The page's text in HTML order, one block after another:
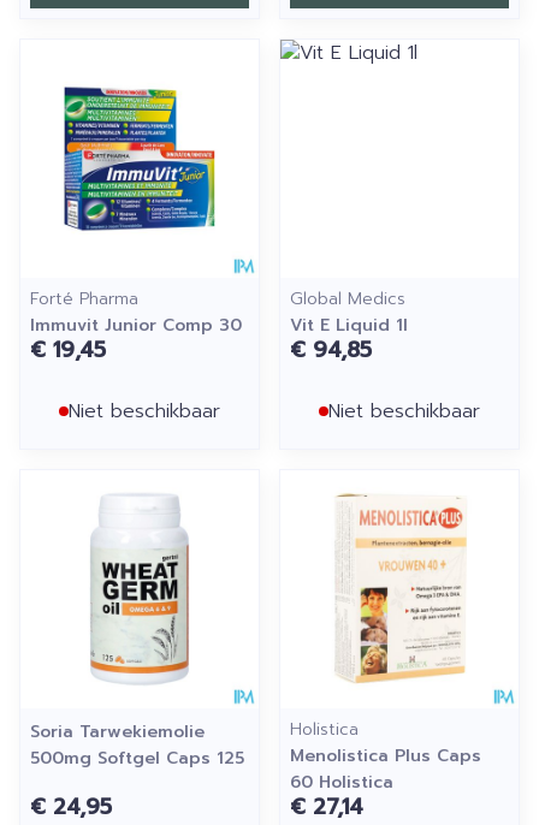
Forté Pharma
Immuvit Junior Comp 30
€ 19,45
Niet beschikbaar
Global Medics
Vit E Liquid 1l
€ 94,85
Niet beschikbaar
Soria Tarwekiemolie
500mg Softgel Caps 125
€ 24,95
Holistica
Menolistica Plus Caps
60 Holistica
€ 27,14